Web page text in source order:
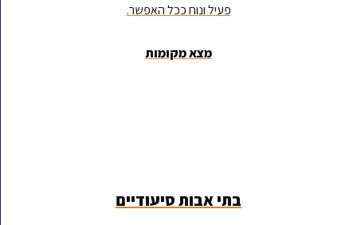
פעיל ונוח ככל האפשר.
מצא מקומות
בתי אבות סיעודיים